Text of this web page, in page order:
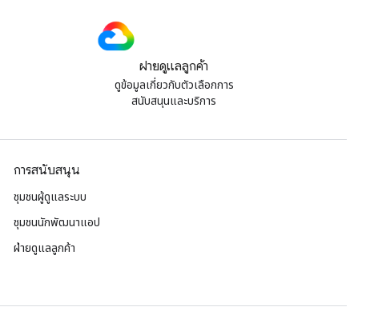
ฝ่ายดูแลลูกค้า
ดูข้อมูลเกี่ยวกับตัวเลือกการ
สนับสนุนและบริการ
การสนับสนุน
ชุมชนผู้ดูแลระบบ
ชุมชนนักพัฒนาแอป
ฝ่ายดูแลลูกค้า